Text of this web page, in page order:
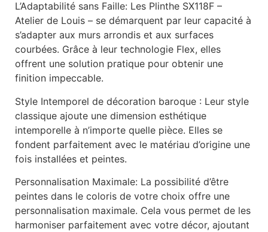
L’Adaptabilité sans Faille: Les Plinthe SX118F –
Atelier de Louis – se démarquent par leur capacité à
s’adapter aux murs arrondis et aux surfaces
courbées. Grâce à leur technologie Flex, elles
offrent une solution pratique pour obtenir une
finition impeccable.
Style Intemporel de décoration baroque : Leur style
classique ajoute une dimension esthétique
intemporelle à n’importe quelle pièce. Elles se
fondent parfaitement avec le matériau d’origine une
fois installées et peintes.
Personnalisation Maximale: La possibilité d’être
peintes dans le coloris de votre choix offre une
personnalisation maximale. Cela vous permet de les
harmoniser parfaitement avec votre décor, ajoutant